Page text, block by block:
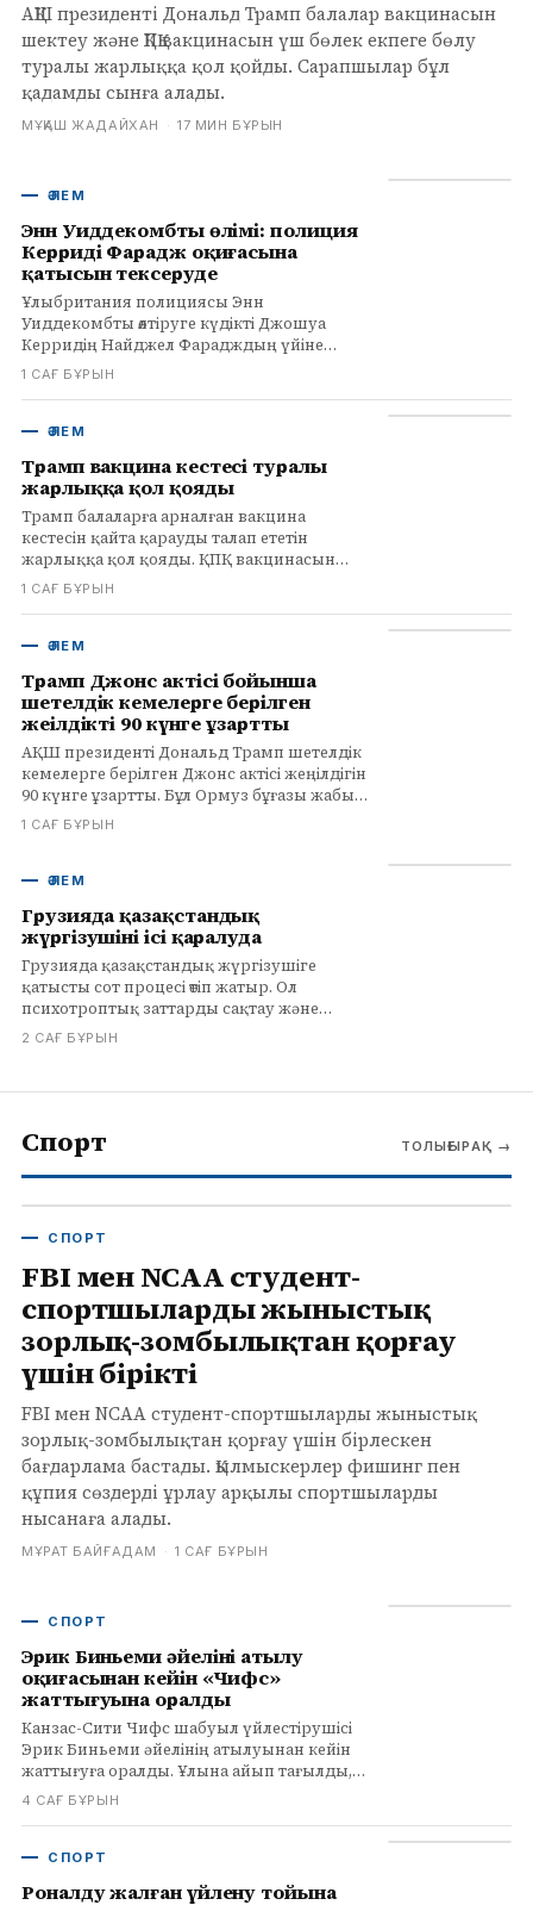
АҚШ президенті Дональд Трамп балалар вакцинасын
шектеу және ҚПҚ вакцинасын үш бөлек екпеге бөлу
туралы жарлыққа қол қойды. Сарапшылар бұл
қадамды сынға алады.
МҰҚАШ ЖАДАЙХАН · 17 МИН БҰРЫН
ӘЛЕМ
Энн Уиддекомбтың өлімі: полиция
Керридің Фарадж оқиғасына
қатысын тексеруде
Ұлыбритания полициясы Энн
Уиддекомбты өлтіруге күдікті Джошуа
Керридің Найджел Фарадждың үйіне
жасалған тонау әрекетіне қатысын тергеп
1 САҒ БҰРЫН
ӘЛЕМ
Трамп вакцина кестесі туралы
жарлыққа қол қояды
Трамп балаларға арналған вакцина
кестесін қайта қарауды талап ететін
жарлыққа қол қояды. ҚПҚ вакцинасын
бөлек екпелерге бөлу ұсынылуда. Мамандар
1 САҒ БҰРЫН
ӘЛЕМ
Трамп Джонс актісі бойынша
шетелдік кемелерге берілген
жеңілдікті 90 күнге ұзартты
АҚШ президенті Дональд Трамп шетелдік
кемелерге берілген Джонс актісі жеңілдігін
90 күнге ұзартты. Бұл Ормуз бұғазы жабық
қалған жағдайда мұнай мен басқа да
1 САҒ БҰРЫН
ӘЛЕМ
Грузияда қазақстандық
жүргізушінің ісі қаралуда
Грузияда қазақстандық жүргізушіге
қатысты сот процесі өтіп жатыр. Ол
психотроптық заттарды сақтау және
тасымалдау деп айыпталуда.
2 САҒ БҰРЫН
Спорт ТОЛЫҒЫРАҚ →
СПОРТ
FBI мен NCAA студент-
спортшыларды жыныстық
зорлық-зомбылықтан қорғау
үшін бірікті
FBI мен NCAA студент-спортшыларды жыныстық
зорлық-зомбылықтан қорғау үшін бірлескен
бағдарлама бастады. Қылмыскерлер фишинг пен
құпия сөздерді ұрлау арқылы спортшыларды
нысанаға алады.
МҰРАТ БАЙҒАДАМ · 1 САҒ БҰРЫН
СПОРТ
Эрик Биньеми әйелінің атылу
оқиғасынан кейін «Чифс»
жаттығуына оралды
Канзас-Сити Чифс шабуыл үйлестірушісі
Эрик Биньеми әйелінің атылуынан кейін
жаттығуға оралды. Ұлына айып тағылды,
сот психикалық сараптаманы күтуде.
4 САҒ БҰРЫН
СПОРТ
Роналду жалған үйлену тойына